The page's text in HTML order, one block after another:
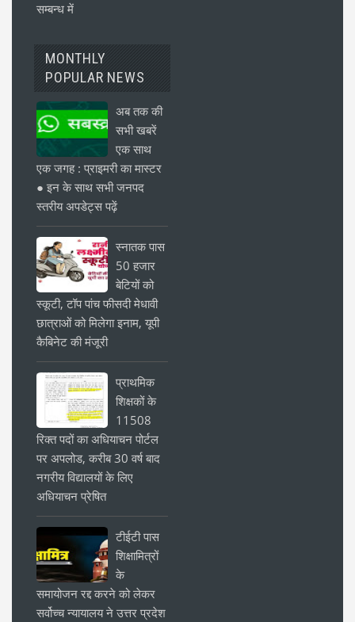
सम्बन्ध में
MONTHLY
POPULAR NEWS
अब तक की
सभी खबरें
एक साथ
एक जगह : प्राइमरी का मास्टर
● इन के साथ सभी जनपद
स्तरीय अपडेट्स पढ़ें
स्नातक पास
50 हजार
बेटियों को
स्कूटी, टॉप पांच फीसदी मेधावी
छात्राओं को मिलेगा इनाम, यूपी
कैबिनेट की मंजूरी
प्राथमिक
शिक्षकों के
11508
रिक्त पदों का अधियाचन पोर्टल
पर अपलोड, करीब 30 वर्ष बाद
नगरीय विद्यालयों के लिए
अधियाचन प्रेषित
टीईटी पास
शिक्षामित्रों
के
समायोजन रद्द करने को लेकर
सर्वोच्च न्यायालय ने उत्तर प्रदेश